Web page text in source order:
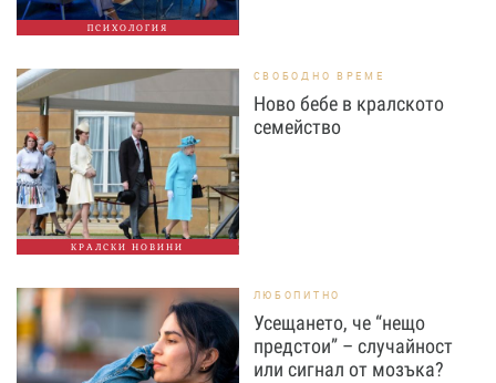
ПСИХОЛОГИЯ
КРАЛСКИ НОВИНИ
СВОБОДНО ВРЕМЕ
Ново бебе в кралското
семейство
ЛЮБОПИТНО
Усещането, че “нещо
предстои” – случайност
или сигнал от мозъка?